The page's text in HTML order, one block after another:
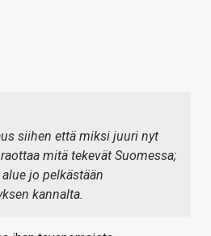
siihen että miksi juuri nyt
mitä tekevät Suomessa;
jo pelkästään
kannalta.